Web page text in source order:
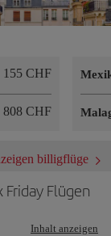
155 CHF
808 CHF
billigflüge
Flügen
Inhalt anzeigen